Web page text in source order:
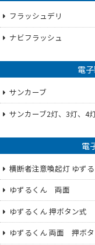
フラッシュデリ
ナビフラッシュ
電
サンカーブ
サンカーブ2灯、3灯、4
電
横断者注意喚起灯 ゆず
ゆずるくん 両面
ゆずるくん 押ボタン式
ゆずるくん 両面 押ボ